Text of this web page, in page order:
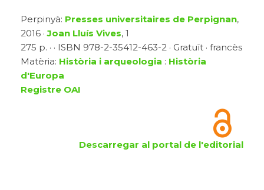
Perpinyà: Presses universitaires de Perpignan,
2016 ·Joan Lluís Vives, 1
275 p. · · ISBN 978-2-35412-463-2 · Gratuït · francès
Matèria: Història i arqueologia : Història
d'Europa
Registre OAI
Descarregar al portal de l'editorial